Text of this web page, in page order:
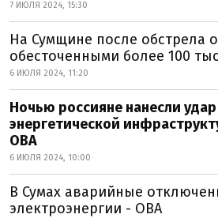
7 ИЮЛЯ 2024, 15:30
На Сумщине после обстрела
обесточенными более 100
6 ИЮЛЯ 2024, 11:20
Ночью россияне нанесли
энергетической
ОВА
6 ИЮЛЯ 2024, 10:00
В Сумах аварийные
электроэнергии - ОВА